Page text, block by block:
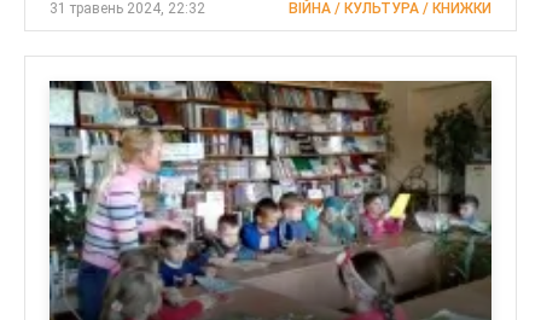
31 травень 2024, 22:32 ВІЙНА / КУЛЬТУРА / КНИЖКИ